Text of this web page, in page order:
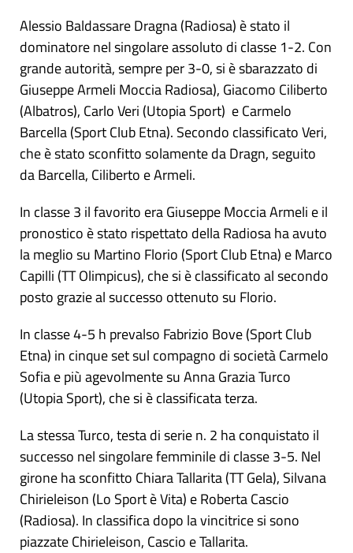
Alessio Baldassare Dragna (Radiosa) è stato il
dominatore nel singolare assoluto di classe 1-2. Con
grande autorità, sempre per 3-0, si è sbarazzato di
Giuseppe Armeli Moccia Radiosa), Giacomo Ciliberto
(Albatros), Carlo Veri (Utopia Sport) e Carmelo
Barcella (Sport Club Etna). Secondo classificato Veri,
che è stato sconfitto solamente da Dragn, seguito
da Barcella, Ciliberto e Armeli.
In classe 3 il favorito era Giuseppe Moccia Armeli e il
pronostico è stato rispettato della Radiosa ha avuto
la meglio su Martino Florio (Sport Club Etna) e Marco
Capilli (TT Olimpicus), che si è classificato al secondo
posto grazie al successo ottenuto su Florio.
In classe 4-5 h prevalso Fabrizio Bove (Sport Club
Etna) in cinque set sul compagno di società Carmelo
Sofia e più agevolmente su Anna Grazia Turco
(Utopia Sport), che si è classificata terza.
La stessa Turco, testa di serie n. 2 ha conquistato il
successo nel singolare femminile di classe 3-5. Nel
girone ha sconfitto Chiara Tallarita (TT Gela), Silvana
Chirieleison (Lo Sport è Vita) e Roberta Cascio
(Radiosa). In classifica dopo la vincitrice si sono
piazzate Chirieleison, Cascio e Tallarita.